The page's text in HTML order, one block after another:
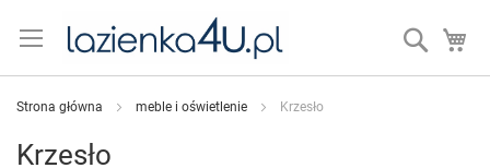
do
Search
Strona główna meble i oświetlenie Krzesło
Krzesło